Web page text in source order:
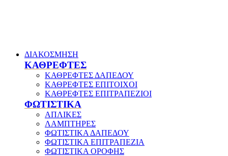
ΔΙΑΚΟΣΜΗΣΗ
ΚΑΘΡΕΦΤΕΣ
ΚΑΘΡΕΦΤΕΣ ΔΑΠΕΔΟΥ
ΚΑΘΡΕΦΤΕΣ ΕΠΙΤΟΙΧΟΙ
ΚΑΘΡΕΦΤΕΣ ΕΠΙΤΡΑΠΕΖΙΟΙ
ΦΩΤΙΣΤΙΚΑ
ΑΠΛΙΚΕΣ
ΛΑΜΠΤΗΡΕΣ
ΦΩΤΙΣΤΙΚΑ ΔΑΠΕΔΟΥ
ΦΩΤΙΣΤΙΚΑ ΕΠΙΤΡΑΠΕΖΙΑ
ΦΩΤΙΣΤΙΚΑ ΟΡΟΦΗΣ